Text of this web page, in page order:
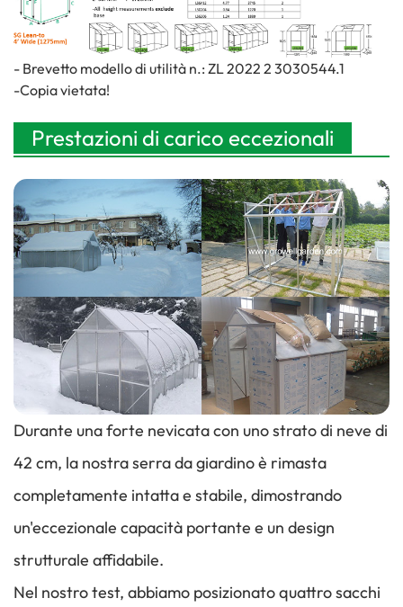
- Brevetto modello di utilità n.: ZL 2022 2 3030544.1
-Copia vietata!
Prestazioni di carico eccezionali
Durante una forte nevicata con uno strato di neve di
42 cm, la nostra serra da giardino è rimasta
completamente intatta e stabile, dimostrando
un'eccezionale capacità portante e un design
strutturale affidabile.
Nel nostro test, abbiamo posizionato quattro sacchi